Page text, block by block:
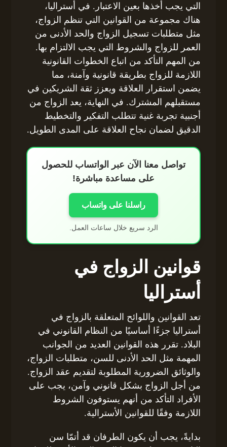
التي يجب أخذها بعين الاعتبار. في أستراليا،
هناك مجموعة من القوانين التي تنظم الزواج،
مثل متطلبات تسجيل الزواج والحد الأدنى من
العمر للزواج والشروط التي يجب الالتزام بها.
من المهم التأكد من اتباع الخطوات القانونية
اللازمة للزواج بطريقة قانونية وآمنة، مما
يضمن استقرار العلاقة ويعزز ثقة الشريكين في
مستقبلهم المشترك. في النهاية، يعد الزواج من
أجنبية تجربة غنية تتطلب التفكير والتخطيط
الدقيق لضمان نجاح العلاقة على المدى الطويل.
تواصل معنا الآن عبر الواتساب للحصول
على مساعدة مباشرة!
راسلنا على واتساب
الرد سريع خلال ساعات العمل.
قوانين الزواج في
أستراليا
تعد القوانين واللوائح المتعلقة بالزواج في
أستراليا جزءًا أساسيًا من النظام القانوني في
البلاد. تقرر هذه القوانين العديد من الجوانب
المهمة مثل الحد الأدنى للسن، متطلبات الزواج،
والوثائق الضرورية المطلوبة لتقديم عقد الزواج.
من أجل الزواج بشكل قانوني وآمن، يجب على
الأفراد التأكد من أنهم يستوفون الشروط
اللازمة وفقًا للقوانين الأسترالية.
بدايةً، يجب أن يكون الطرفان قد أتمّا سن